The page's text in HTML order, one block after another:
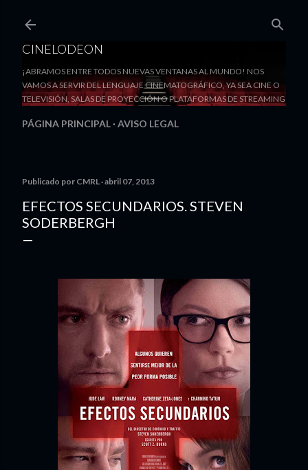
CINELODEON
¡ABRAMOS ENTRE TODOS NUEVAS VENTANAS AL MUNDO! NOS
VAMOS A SERVIR DEL LENGUAJE CINEMATOGRÁFICO, YA SEA CINE O
TELEVISIÓN, SALAS DE PROYECCIÓN O PLATAFORMAS DE STREAMING
PÁGINA PRINCIPAL AVISO LEGAL
Publicado por CMRL abril 07, 2013
EFECTOS SECUNDARIOS. STEVEN
SODERBERGH